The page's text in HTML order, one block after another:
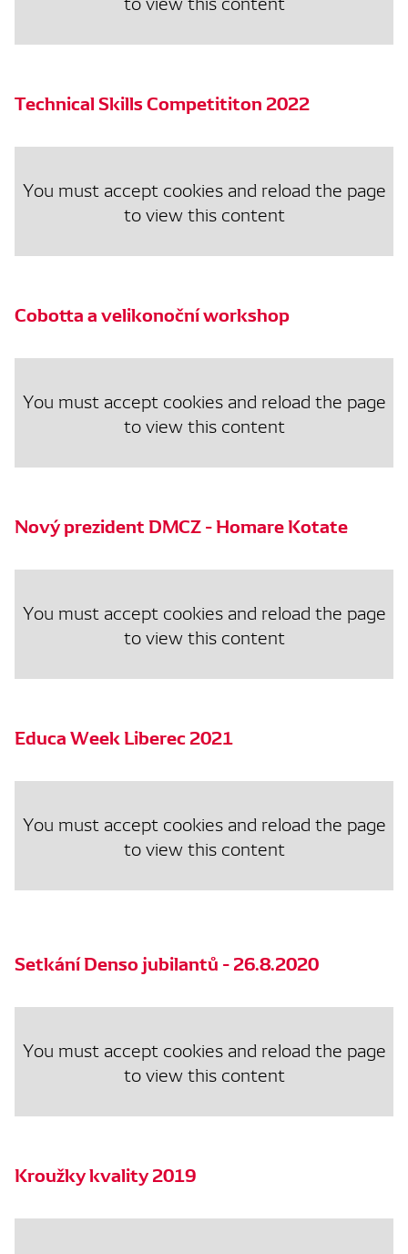
Technical Skills Competititon 2022
You must accept cookies and reload the page
to view this content
Cobotta a velikonoční workshop
You must accept cookies and reload the page
to view this content
Nový prezident DMCZ - Homare Kotate
You must accept cookies and reload the page
to view this content
Educa Week Liberec 2021
You must accept cookies and reload the page
to view this content
Setkání Denso jubilantů - 26.8.2020
You must accept cookies and reload the page
to view this content
Kroužky kvality 2019